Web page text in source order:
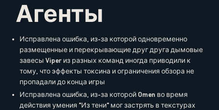
Агенты
Исправлена ошибка, из-за которой одновременно
размещенные и перекрывающие друг друга дымовые
завесы Viper из разных команд иногда приводили к
тому, что эффекты токсина и ограничения обзора не
пропадали до конца игры
Исправлена ошибка, из-за которой Omen во время
действия умения "Из тени" мог застрять в текстурах